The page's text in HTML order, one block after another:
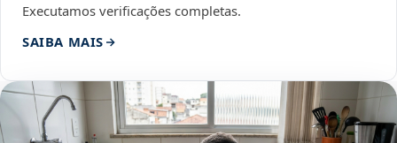
Executamos verificações completas.
SAIBA MAIS